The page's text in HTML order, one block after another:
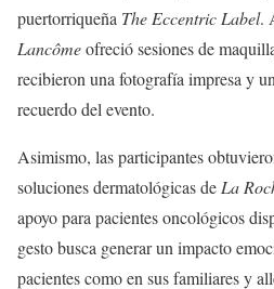
puertorriqueña The Eccentric Label.
Lancômeofreció sesiones de
recibieron una fotografía impresa y
recuerdo del evento.
Asimismo, las participantes
soluciones dermatológicas de La
apoyo para pacientes oncológicos
gesto busca generar un impacto
pacientes como en sus familiares y